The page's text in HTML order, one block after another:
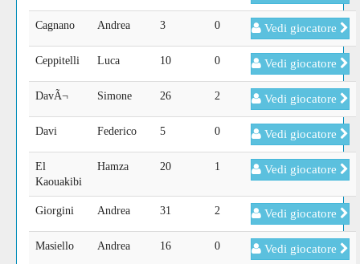
Cagnano Andrea 3 0 Vedi giocatore
Ceppitelli Luca 10 0 Vedi giocatore
DavÃ¬ Simone 26 2 Vedi giocatore
Davi Federico 5 0 Vedi giocatore
El
Kaouakibi
Hamza 20 1 Vedi giocatore
Giorgini Andrea 31 2 Vedi giocatore
Masiello Andrea 16 0 Vedi giocatore